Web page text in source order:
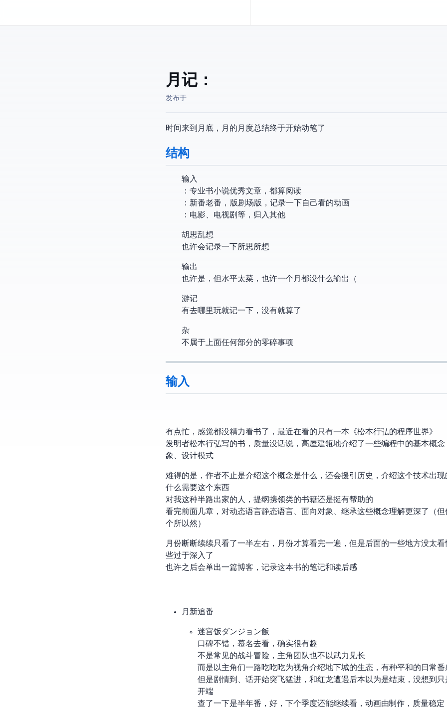
月记：2024-03
发布于
时间来到 4 月底，3 月的月度总结终于开始动笔了…
结构
输入
Reading：专业书/小说/优秀文章，都算阅读
Anime：新番/老番，TV版/剧场版，记录一下自己看的动画
Others：电影、电视剧等，归入其他
胡思乱想
也许会记录一下所思所想
输出
也许是 Blog，但水平太菜，也许一个月都没什么输出（
游记
有去哪里玩就记一下，没有就算了
杂
不属于上面任何部分的零碎事项
输入
有点忙，感觉都没精力看书了，最近在看的只有一本《松本行弘的程序世界》
Ruby 发明者松本行弘写的书，质量没话说，高屋建瓴地介绍了一些编程中的基本概
象、设计模式
难得的是，作者不止是介绍这个概念是什么(What)，还会援引历史，介绍这个技术出
什么需要这个东西(Why)
对我这种半路出家的人，提纲携领类的书籍还是挺有帮助的
看完前面几章，对动态语言/静态语言、面向对象、继承这些概念理解更深了（
个所以然）
3 月份断断续续只看了一半左右，4 月份才算看完一遍，但是后面的一些地方没太
些过于深入了
也许之后会单出一篇博客，记录这本书的笔记和读后感
3 月新追番
迷宫饭/ダンジョン飯
口碑不错，慕名去看，确实很有趣
不是常见的 Dungeon 战斗冒险，主角团队也不以武力见长
而是以主角们一路吃吃吃为视角介绍地下城的生态，有种平和的日常番
但是剧情到 11、12 话开始突飞猛进，和红龙遭遇后本以为是结束，没想到
开端
查了一下是半年番，好，下个季度还能继续看，动画由 Trigger 制作，质量稳